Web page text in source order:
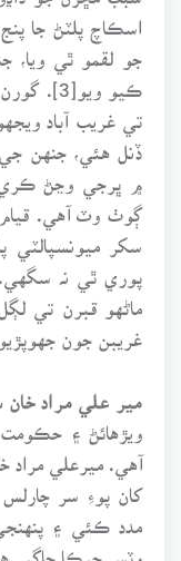
اسڪاچ پلٽڻ جا
جو لقمو ٿي
ڪيو
تي غريب آباد
۾ ڀرجي وڃڻ ڪري
ڳوٺ وٽ آهي. قيام
سکر ميونسپالٽي
پوري ٿي نہ
ماڻهو قبرن تي
غريبن جون
مير علي مراد
ويڙهائڻ ۽ حڪومت
آهي. ميرعلي مراد
کان پوءِ سر
مدد ڪئي ۽